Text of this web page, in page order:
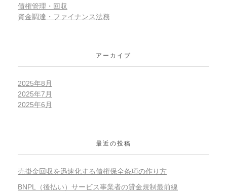
債権管理・回収
資金調達・ファイナンス法務
アーカイブ
2025年8月
2025年7月
2025年6月
最近の投稿
売掛金回収を迅速化する債権保全条項の作り方
BNPL（後払い）サービス事業者の貸金規制最前線